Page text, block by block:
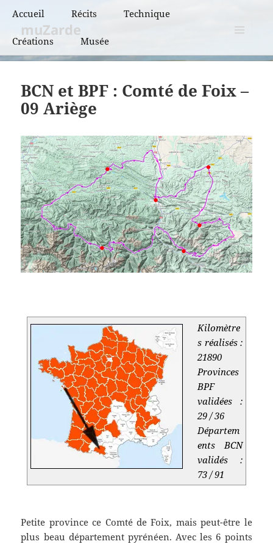
Accueil Récits
BCN et BPF
PBP
Flèches de France
Flèches de France
« vintage »
Technique
Créations Musée
muZarde
ET
BCN et BPF : Comté de Foix –
09 Ariège
Kilomètre
s réalisés :
21890
Provinces
BPF
validées :
29 / 36
Départem
ents BCN
validés :
73 / 91
Petite province ce Comté de Foix, mais peut-être le
plus beau département pyrénéen. Avec les 6 points